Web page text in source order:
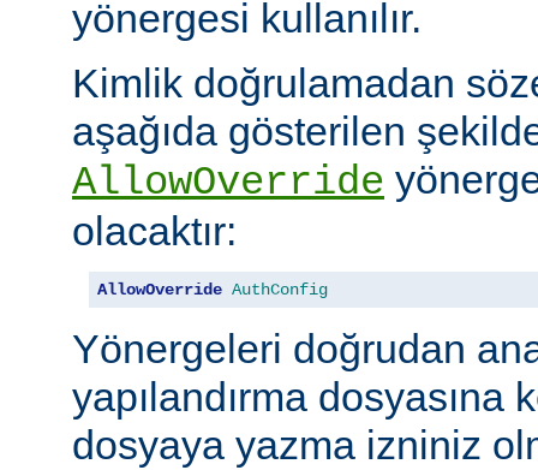
yönergesi kullanılır.
Kimlik doğrulamadan
aşağıda gösterilen
AllowOverride
olacaktır:
AllowOverride AuthConfig
Yönergeleri doğrudan
yapılandırma dosyasına
dosyaya yazma izniniz